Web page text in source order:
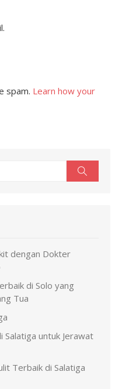
spam. Learn how your
dengan Dokter
di Solo yang
Tua
Salatiga untuk Jerawat
Terbaik di Salatiga